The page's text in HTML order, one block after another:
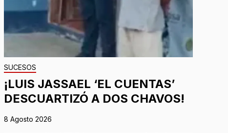
SUCESOS
¡LUIS JASSAEL ‘EL CUENTAS’
DESCUARTIZÓ A DOS CHAVOS!
8 Agosto 2026